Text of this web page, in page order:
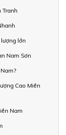
Tranh
lớn
Nam Sơn
Cao Miền
Nam